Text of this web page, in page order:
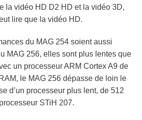
la vidéo HD D2 HD et la vidéo 3D,
lire que la vidéo HD.
du MAG 254 soient aussi
MAG 256, elles sont plus lentes que
un processeur ARM Cortex A9 de
le MAG 256 dépasse de loin le
d’un processeur plus lent, de 512
STiH 207.